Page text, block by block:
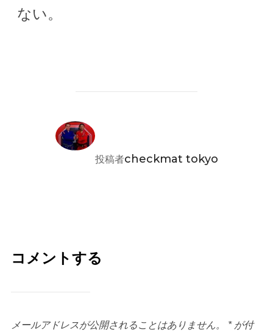
ない。
投稿者checkmat tokyo
コメントする
メールアドレスが公開されることはありません。 *が付